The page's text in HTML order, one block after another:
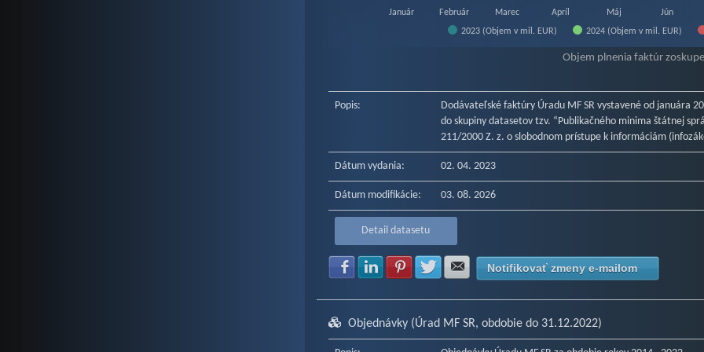
2023 (Objem v mil. EUR) 2024 (Objem v mil. EUR)
Január Február Marec Apríl Máj Jún
Objem plnenia faktúr
Popis:
Dodávateľské faktúry Úradu MF SR vystavené od januára
do skupiny datasetov tzv. “Publikačného minima štátnej
211/2000 Z. z. o slobodnom prístupe k informáciám
Dátum vydania: 02. 04. 2023
Dátum modifikácie: 03. 08. 2026
Detail datasetu
Zdielať na Facebook
Zdielať na LinkedIn
Zdielať na Pinterest
Zdielať na Twitter
Zdielať na E-mail
Notifikovať zmeny e-mailom
Objednávky (Úrad MF SR, obdobie do 31.12.2022)